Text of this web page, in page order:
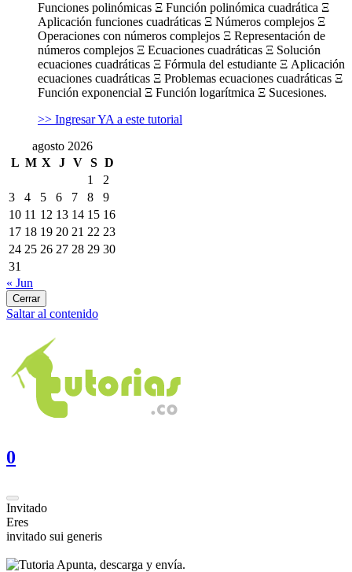
Funciones polinómicas Ξ Función polinómica cuadrática Ξ
Aplicación funciones cuadráticas Ξ Números complejos Ξ
Operaciones con números complejos Ξ Representación de
números complejos Ξ Ecuaciones cuadráticas Ξ Solución
ecuaciones cuadráticas Ξ Fórmula del estudiante Ξ Aplicación
ecuaciones cuadráticas Ξ Problemas ecuaciones cuadráticas Ξ
Función exponencial Ξ Función logarítmica Ξ Sucesiones.
>> Ingresar YA a este tutorial
agosto 2026
L M X J V S D
1
2
3
4 5 6 7 8
9
10 11 12 13 14 15 16
17 18 19 20 21 22 23
24 25 26 27 28 29 30
31
« Jun
Cerrar
Saltar al contenido
0
Invitado
Eres
invitado sui generis
Apunta, descarga y envía.